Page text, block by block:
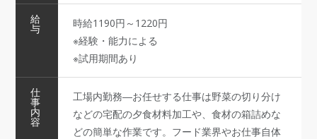
給
与
時給1190円～1220円
※経験・能力による
※試用期間あり
仕
事
内
容
工場内勤務―お任せする仕事は野菜の切り分け
などの宅配の夕食材料加工や、食材の箱詰めな
どの簡単な作業です。フード業界やお仕事自体